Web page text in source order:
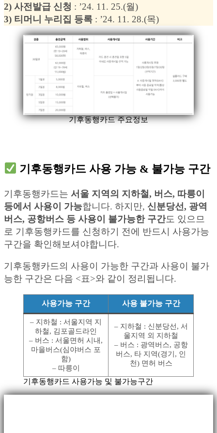
2) 사전발급 신청 : ’24. 11. 25.(월)
3) 티머니 누리집 등록 : ’24. 11. 28.(목)
기후동행카드 주요정보
기후동행카드 사용 가능 & 불가능 구간
기후동행카드는 서울 지역의 지하철, 버스, 따릉이
등에서 사용이 가능합니다. 하지만, 신분당선, 광역
버스, 공항버스 등 사용이 불가능한 구간도 있으므
로 기후동행카드를 신청하기 전에 반드시 사용가능
구간을 확인해보셔야합니다.
기후동행카드의 사용이 가능한 구간과 사용이 불가
능한 구간은 다음 <표>와 같이 정리됩니다.
사용가능 구간 사용 불가능 구간
– 지하철 : 서울지역 지
하철, 김포골드라인
– 버스 : 서울면허 시내,
마을버스(심야버스 포
함)
– 따릉이
– 지하철 : 신분당선, 서
울지역 외 지하철
– 버스 : 광역버스, 공항
버스, 타 지역(경기, 인
천) 면허 버스
기후동행카드 사용가능 및 불가능구간